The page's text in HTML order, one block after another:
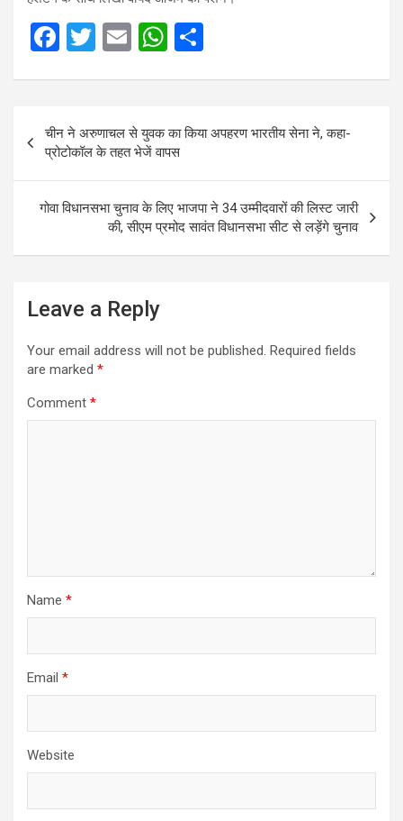
F
b
o
o
k
T
er
E
W
s
A
p
p
e
Post
navigation
चीन ने अरुणाचल से युवक का किया अपहरण भारतीय सेना ने, कहा-
प्रोटोकॉल के तहत भेजें वापस
गोवा विधानसभा चुनाव के लिए भाजपा ने 34 उम्मीदवारों की लिस्ट जारी
की, सीएम प्रमोद सावंत विधानसभा सीट से लड़ेंगे चुनाव
Leave a Reply
Your email address will not be published. Required fields
are marked *
Comment *
Name *
Email *
Website